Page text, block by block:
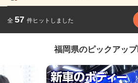
全 57 件ヒットしました
福岡県のピックアッ